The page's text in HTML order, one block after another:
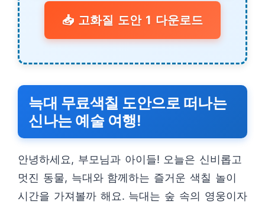
📥 고화질 도안 1 다운로드
늑대 무료색칠 도안으로 떠나는
신나는 예술 여행!
안녕하세요, 부모님과 아이들! 오늘은 신비롭고
멋진 동물, 늑대와 함께하는 즐거운 색칠 놀이
시간을 가져볼까 해요. 늑대는 숲 속의 영웅이자